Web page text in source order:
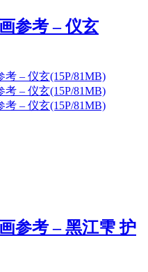
参考 – 仪玄
参考 – 黑江雫 护